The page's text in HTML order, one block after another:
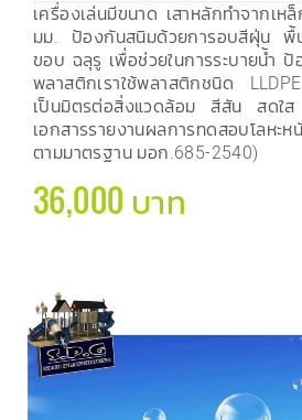
เครื่องเล่นมีขนาด เสาหลักทำจากเ
มม. ป้องกันสนิมด้วยการอบสีฝุ่น พื้
ขอบ ฉลุรู เพื่อช่วยในการระบายน้ำ
พลาสติกเราใช้พลาสติกชนิด
เป็นมิตรต่อสิ่งแวดล้อม สีสัน สด
เอกสารรายงานผลการทดสอบโลหะ
ตามมาตรฐาน มอก.685-2540)
36,000 บาท